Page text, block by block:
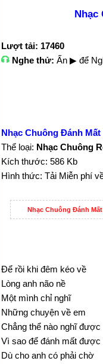
Nhạc
Lượt tải: 17460
Nghe thử: Ấn ▶ để
Nhạc Chuông Đánh Mất
Thể loại: Nhạc Chuông
Kích thước: 586 Kb
Hình thức: Tải Miễn phí
Nhạc Chuông Đánh Mất
Để rồi khi đêm kéo về
Lòng anh não nề
Một mình chỉ nghĩ
Những chuyện về em
Chẳng thể nào nghĩ được
Vì sao để đánh mất được
Dù cho anh có phải chờ